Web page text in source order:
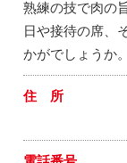
熟練の技で肉の
日や接待の席、
かがでしょうか。
住 所